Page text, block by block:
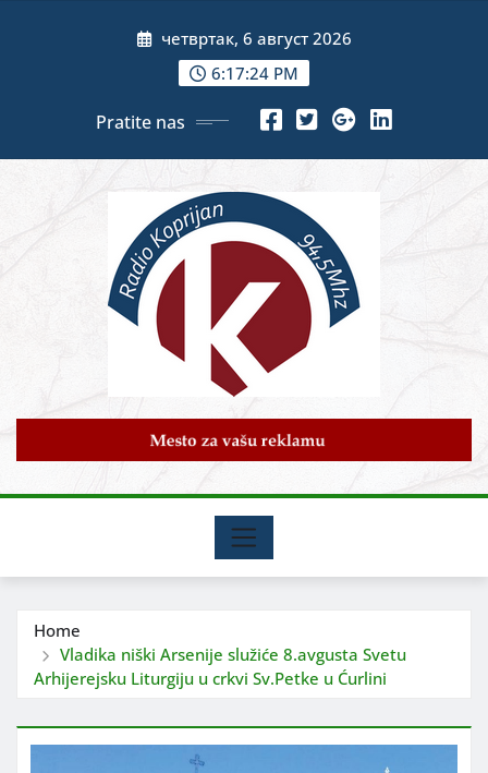
четвртак, 6 август 2026
6:17:26 PM
Pratite nas
Home
Vladika niški Arsenije služiće 8.avgusta Svetu
Arhijerejsku Liturgiju u crkvi Sv.Petke u Ćurlini